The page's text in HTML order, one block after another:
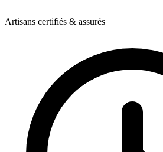
Artisans certifiés & assurés